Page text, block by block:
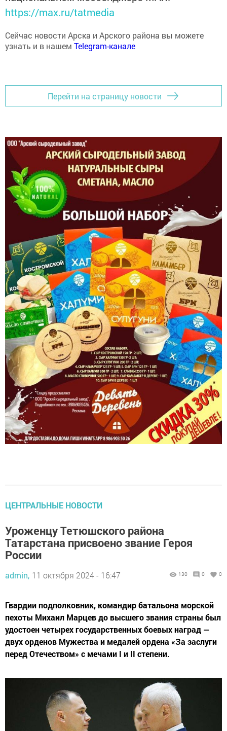
https://max.ru/tatmedia
узнать и в нашемTelegram-канале
Перейти на страницу новости
Уроженцу Тетюшского района
Татарстана присвоено звание Героя
России
пехоты Михаил Марцев до высшего звания страны был
удостоен четырех государственных боевых наград —
двух орденов Мужества и медалей ордена «За заслуги
перед Отечеством» с мечами I и II степени.